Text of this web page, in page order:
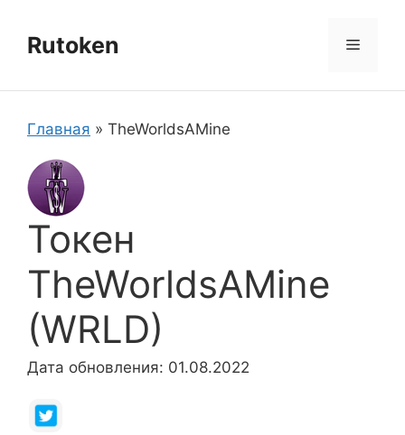
содержимому
Rutoken Меню
Главная » TheWorldsAMine
Токен
TheWorldsAMine
(WRLD)
Дата обновления: 01.08.2022